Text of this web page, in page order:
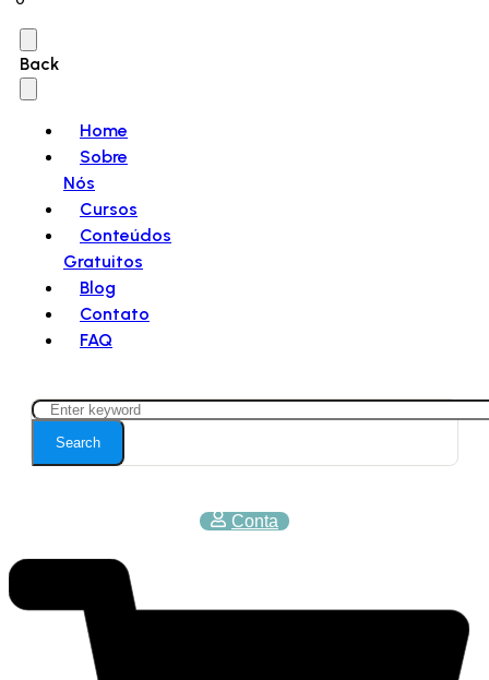
Back
Home
Sobre
Nós
Cursos
Conteúdos
Gratuitos
Blog
Contato
FAQ
Search
Conta